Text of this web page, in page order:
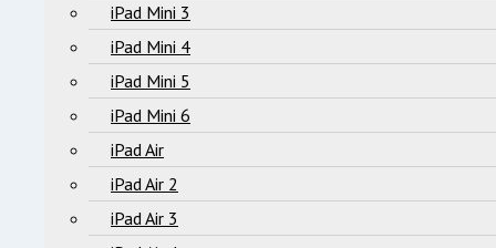
iPad Mini 3
iPad Mini 4
iPad Mini 5
iPad Mini 6
iPad Air
iPad Air 2
iPad Air 3